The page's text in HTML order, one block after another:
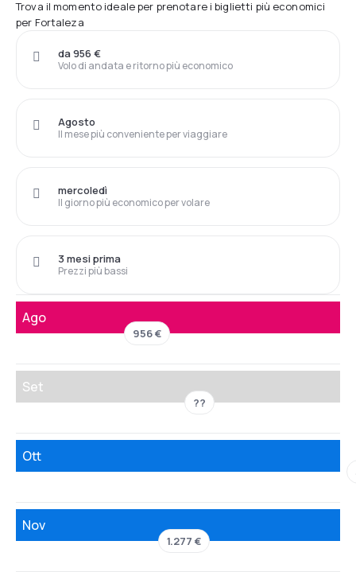
Trova il momento ideale per prenotare i biglietti più economici
per Fortaleza
Volo di andata e ritorno più economico
da 956 €
Il mese più conveniente per viaggiare
Agosto
Il giorno più economico per volare
mercoledì
Prezzi più bassi
3 mesi prima
Ago
956 €
Set
??
Ott
Nov
1.277 €